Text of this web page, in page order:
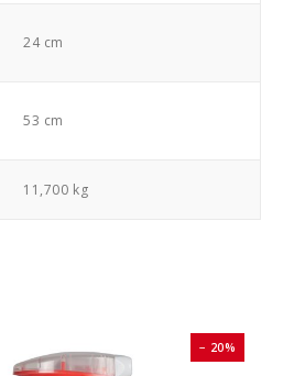
24 cm
53 cm
11,700 kg
− 20%